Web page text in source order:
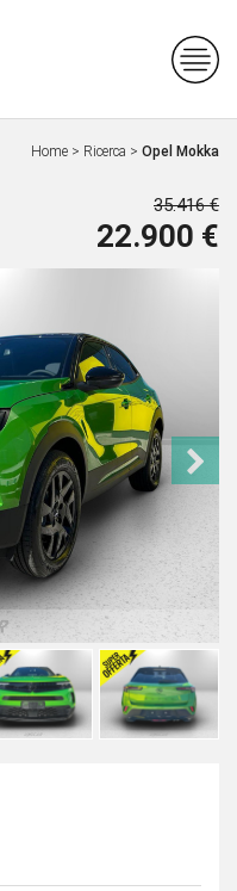
Home > Ricerca > Opel Mokka
35.416 €
22.900 €